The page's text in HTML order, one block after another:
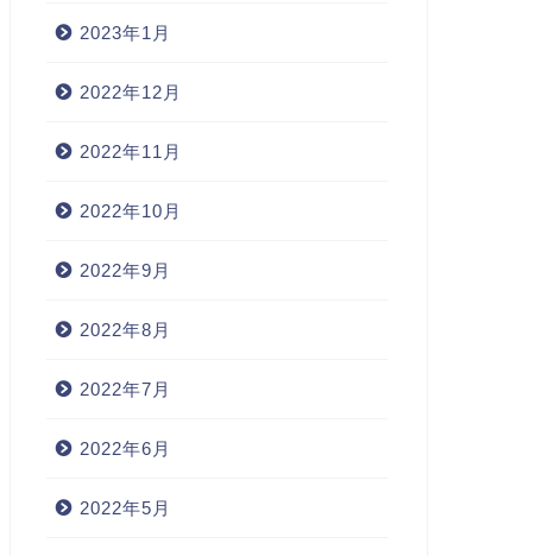
2023年1月
2022年12月
2022年11月
2022年10月
2022年9月
2022年8月
2022年7月
2022年6月
2022年5月